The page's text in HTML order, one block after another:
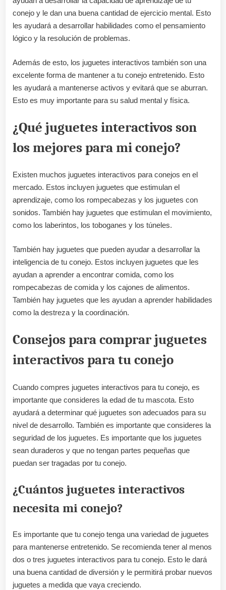
conejo y le dan una buena cantidad de ejercicio mental. Esto
les ayudará a desarrollar habilidades como el pensamiento
lógico y la resolución de problemas.
Además de esto, los juguetes interactivos también son una
excelente forma de mantener a tu conejo entretenido. Esto
les ayudará a mantenerse activos y evitará que se aburran.
Esto es muy importante para su salud mental y física.
¿Qué juguetes interactivos son
los mejores para mi conejo?
Existen muchos juguetes interactivos para conejos en el
mercado. Estos incluyen juguetes que estimulan el
aprendizaje, como los rompecabezas y los juguetes con
sonidos. También hay juguetes que estimulan el movimiento,
como los laberintos, los toboganes y los túneles.
También hay juguetes que pueden ayudar a desarrollar la
inteligencia de tu conejo. Estos incluyen juguetes que les
ayudan a aprender a encontrar comida, como los
rompecabezas de comida y los cajones de alimentos.
También hay juguetes que les ayudan a aprender habilidades
como la destreza y la coordinación.
Consejos para comprar juguetes
interactivos para tu conejo
Cuando compres juguetes interactivos para tu conejo, es
importante que consideres la edad de tu mascota. Esto
ayudará a determinar qué juguetes son adecuados para su
nivel de desarrollo. También es importante que consideres la
seguridad de los juguetes. Es importante que los juguetes
sean duraderos y que no tengan partes pequeñas que
puedan ser tragadas por tu conejo.
¿Cuántos juguetes interactivos
necesita mi conejo?
Es importante que tu conejo tenga una variedad de juguetes
para mantenerse entretenido. Se recomienda tener al menos
dos o tres juguetes interactivos para tu conejo. Esto le dará
una buena cantidad de diversión y le permitirá probar nuevos
juguetes a medida que vaya creciendo.